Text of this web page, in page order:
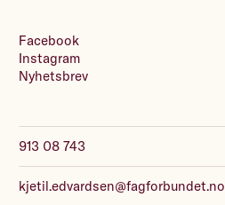
913 08 743
kjetil.edvardsen@fagforbundet.no
Facebook
Instagram
Nyhetsbrev